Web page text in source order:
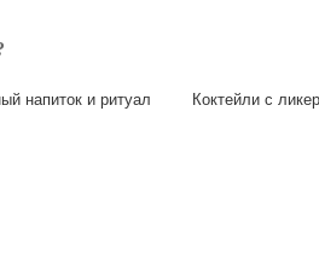
напиток и ритуал Коктейли с